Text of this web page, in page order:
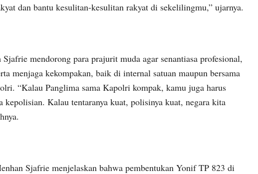
dan bantu kesulitan-kesulitan rakyat di sekelilingmu,” ujarnya.
mendorong para prajurit muda agar senantiasa profesional,
menjaga kekompakan, baik di internal satuan maupun bersama
“Kalau Panglima sama Kapolri kompak, kamu juga harus
kepolisian. Kalau tentaranya kuat, polisinya kuat, negara kita
Sjafrie menjelaskan bahwa pembentukan Yonif TP 823 di